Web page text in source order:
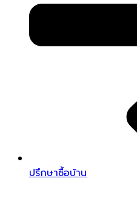
ปรึกษาซื้อบ้าน